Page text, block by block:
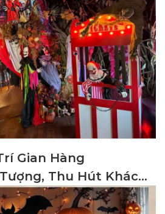
Gian Hàng
Thu Hút Khách